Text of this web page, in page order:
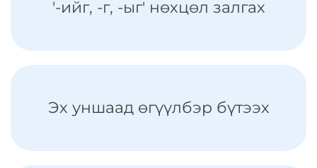
'-ийг, -г, -ыг' нөхцөл залгах
Эх уншаад өгүүлбэр бүтээх